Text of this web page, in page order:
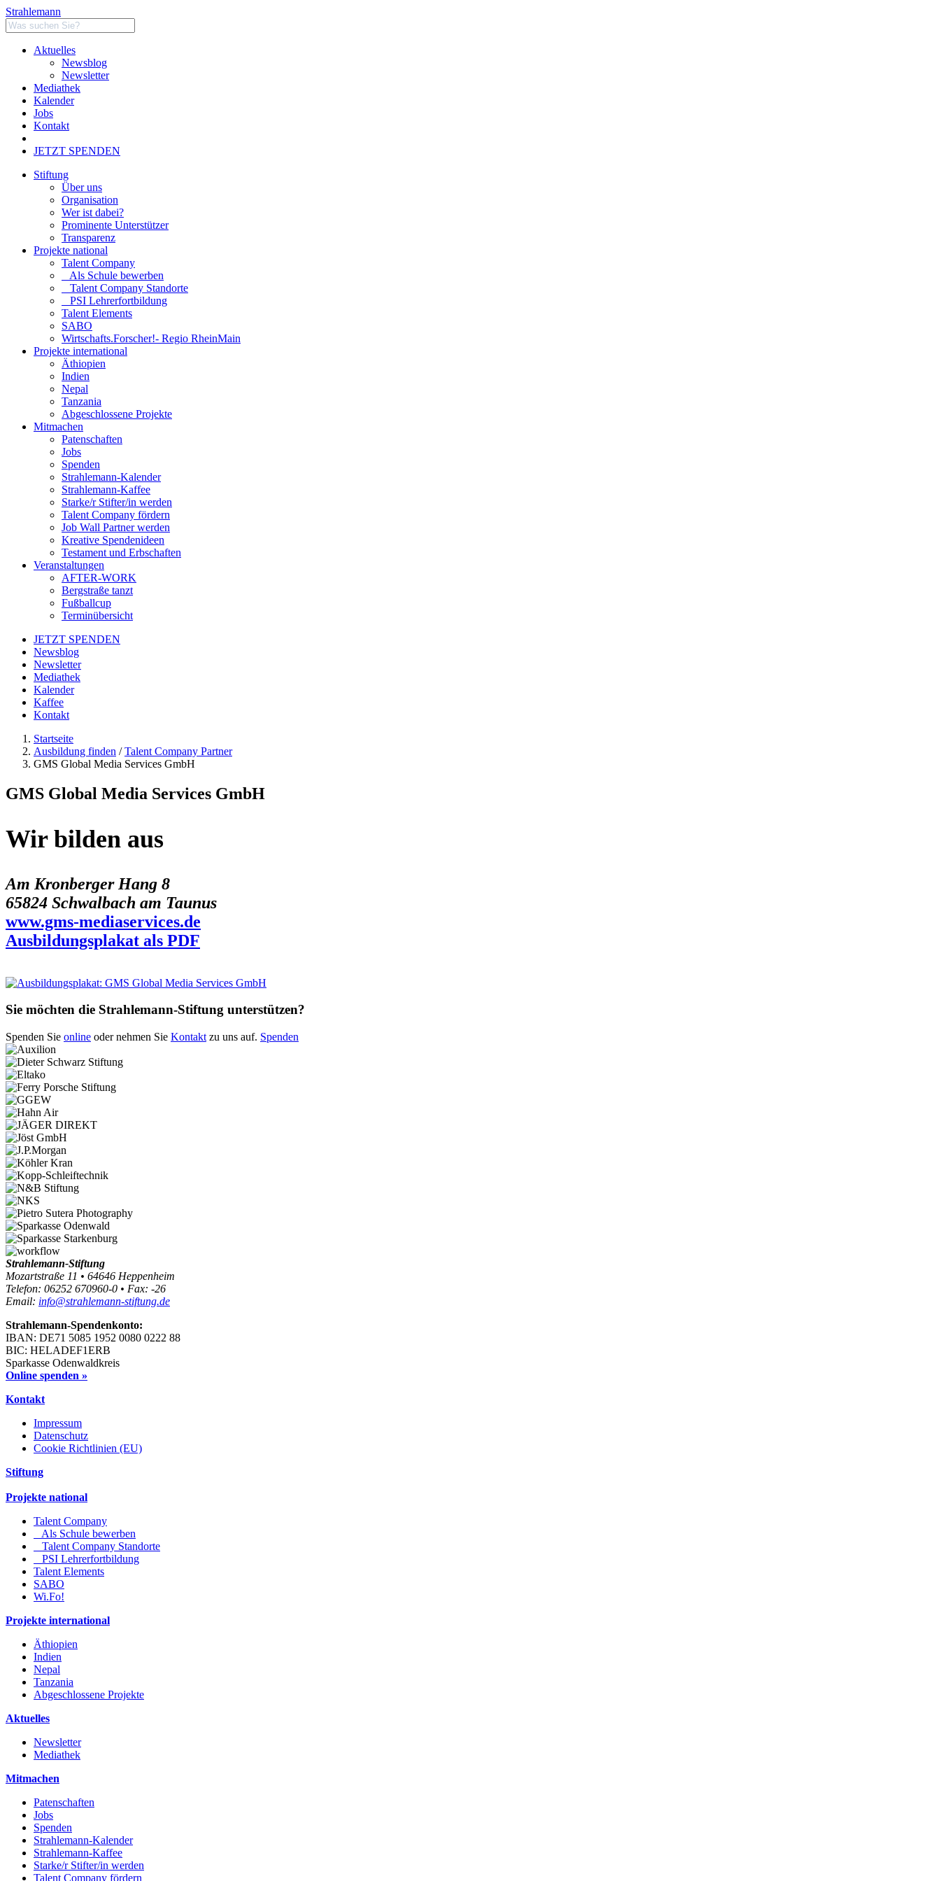
Strahlemann
Aktuelles
Newsblog
Newsletter
Mediathek
Kalender
Jobs
Kontakt
JETZT SPENDEN
Stiftung
Über uns
Organisation
Wer ist dabei?
Prominente Unterstützer
Transparenz
Projekte national
Talent Company
Als Schule bewerben
Talent Company Standorte
PSI Lehrerfortbildung
Talent Elements
SABO
Wirtschafts.Forscher!- Regio RheinMain
Projekte international
Äthiopien
Indien
Nepal
Tanzania
Abgeschlossene Projekte
Mitmachen
Patenschaften
Jobs
Spenden
Strahlemann-Kalender
Strahlemann-Kaffee
Starke/r Stifter/in werden
Talent Company fördern
Job Wall Partner werden
Kreative Spendenideen
Testament und Erbschaften
Veranstaltungen
AFTER-WORK
Bergstraße tanzt
Fußballcup
Terminübersicht
JETZT SPENDEN
Newsblog
Newsletter
Mediathek
Kalender
Kaffee
Kontakt
Startseite
Ausbildung finden /Talent Company Partner
GMS Global Media Services GmbH
GMS Global Media Services GmbH
Wir bilden aus
Am Kronberger Hang 8
65824 Schwalbach am Taunus
www.gms-mediaservices.de
Ausbildungsplakat als PDF
Sie möchten die Strahlemann-Stiftung unterstützen?
Spenden Sie online oder nehmen Sie Kontakt zu uns auf. Spenden
Strahlemann-Stiftung
Mozartstraße 11 • 64646 Heppenheim
Telefon: 06252 670960-0 • Fax: -26
Email: info@strahlemann-stiftung.de
Strahlemann-Spendenkonto:
IBAN: DE71 5085 1952 0080 0222 88
BIC: HELADEF1ERB
Sparkasse Odenwaldkreis
Online spenden »
Kontakt
Impressum
Datenschutz
Cookie Richtlinien (EU)
Stiftung
Projekte national
Talent Company
Als Schule bewerben
Talent Company Standorte
PSI Lehrerfortbildung
Talent Elements
SABO
Wi.Fo!
Projekte international
Äthiopien
Indien
Nepal
Tanzania
Abgeschlossene Projekte
Aktuelles
Newsletter
Mediathek
Mitmachen
Patenschaften
Jobs
Spenden
Strahlemann-Kalender
Strahlemann-Kaffee
Starke/r Stifter/in werden
Talent Company fördern